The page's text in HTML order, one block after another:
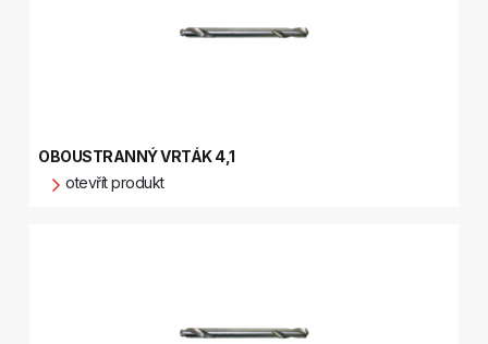
OBOUSTRANNÝ VRTÁK 4,1
otevřít produkt